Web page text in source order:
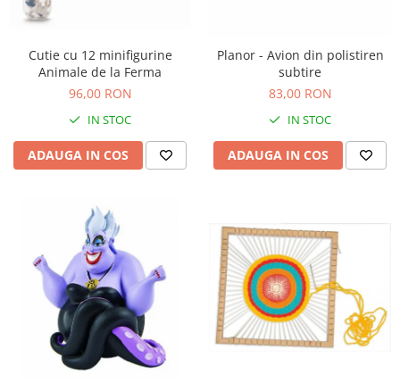
Nisip kinetic
Proiector pentru copii
Instrumente muzicale pentru copii
Caruseluri muzicale
Storytelling
Papusi de mana
Casa de papusi
Bormasina magica
Costum Halloween Copii
Papusi si Bebelusi Reborn
Animale de jucarie
Jucarii cu Dinozauri
Cadou copii 8 ani
Cadou copii 9 ani
Cadou copii 10 ani
Cadou copii 11 ani
Cadou copii 12 ani
Cutie cu 12 minifigurine
Animale de la Ferma
96,00 RON
IN STOC
ADAUGA IN COS
Planor - Avion din polistiren
subtire
83,00 RON
IN STOC
ADAUGA IN COS